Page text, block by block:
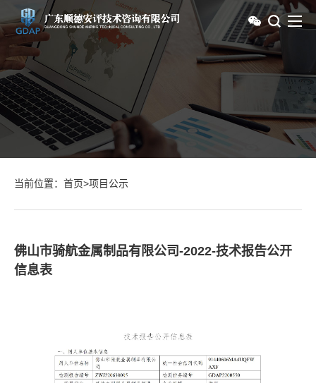
当前位置： 首页>项目公示
佛山市骑航金属制品有限公司-2022-技术报告公开
信息表